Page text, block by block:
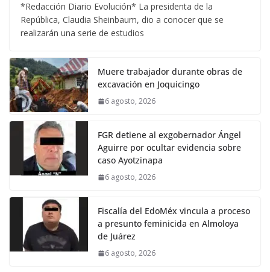
*Redacción Diario Evolución* La presidenta de la
República, Claudia Sheinbaum, dio a conocer que se
realizarán una serie de estudios
Muere trabajador durante obras de
excavación en Joquicingo
6 agosto, 2026
FGR detiene al exgobernador Ángel
Aguirre por ocultar evidencia sobre
caso Ayotzinapa
6 agosto, 2026
Fiscalía del EdoMéx vincula a proceso
a presunto feminicida en Almoloya
de Juárez
6 agosto, 2026